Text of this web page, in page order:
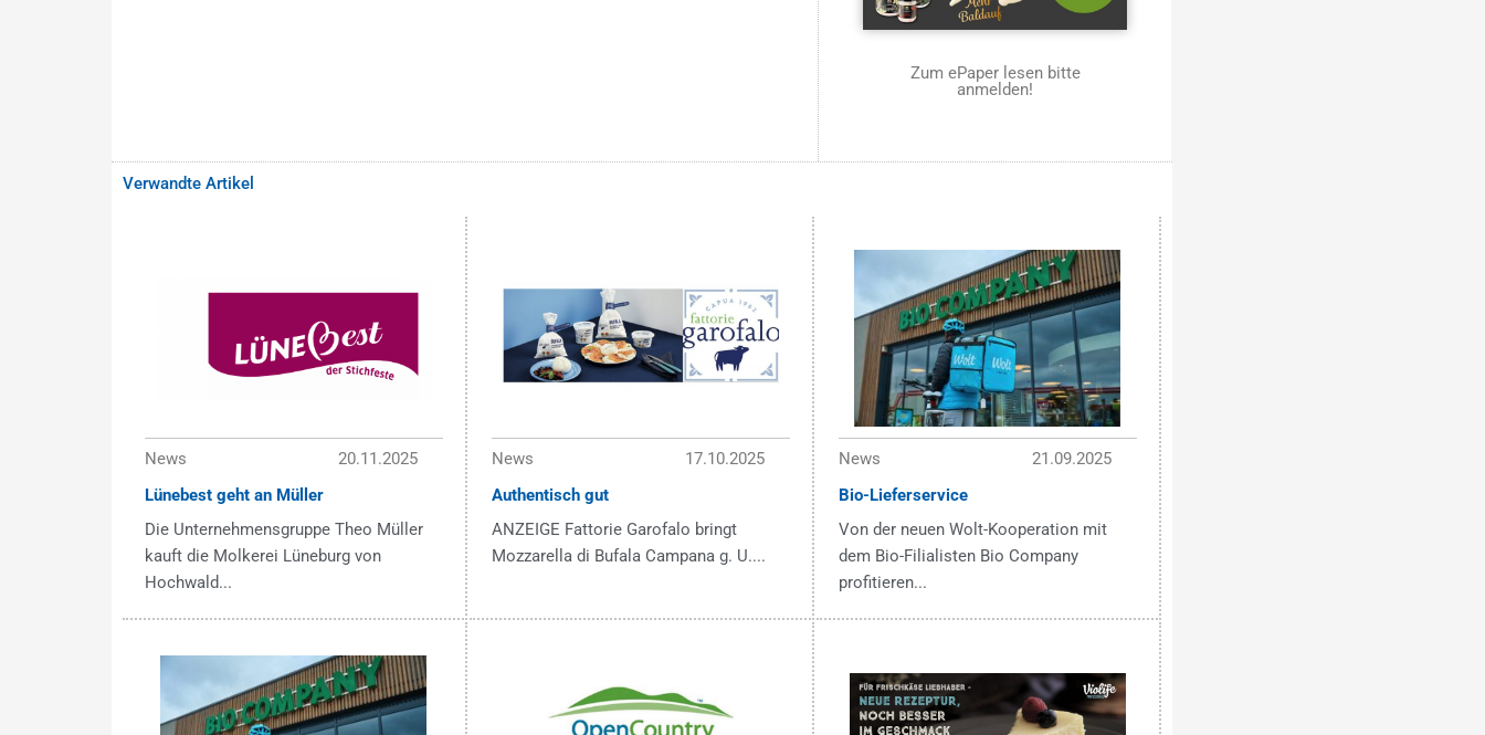
Zum ePaper lesen bitte
anmelden!
Verwandte Artikel
News
20.11.2025
Lünebest geht an Müller
Die Unternehmensgruppe Theo Müller
kauft die Molkerei Lüneburg von
Hochwald...
News
17.10.2025
Authentisch gut
ANZEIGE Fattorie Garofalo bringt
Mozzarella di Bufala Campana g. U....
News
21.09.2025
Bio-Lieferservice
Von der neuen Wolt-Kooperation mit
dem Bio-Filialisten Bio Company
profitieren...